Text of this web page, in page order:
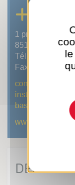
1 promenade
85100 LES
Tél : 02 51 95
Fax : 02 51 32
contact@